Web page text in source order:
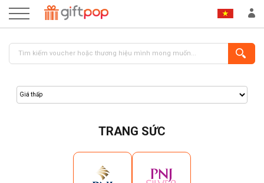
ĐĂNG KÝ
TRANG SỨC